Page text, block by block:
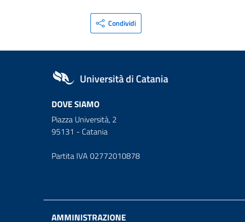
Condividi
Università di Catania
DOVE SIAMO
Piazza Università, 2
95131 - Catania
Partita IVA 02772010878
AMMINISTRAZIONE